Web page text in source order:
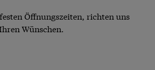
Öffnungszeiten, richten uns
Wünschen.